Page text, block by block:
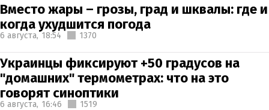
Вместо жары – грозы, град и шквалы: где и
когда ухудшится погода
6 августа, 18:54 1370
Украинцы фиксируют +50 градусов на
"домашних" термометрах: что на это
говорят синоптики
6 августа, 16:46 1519